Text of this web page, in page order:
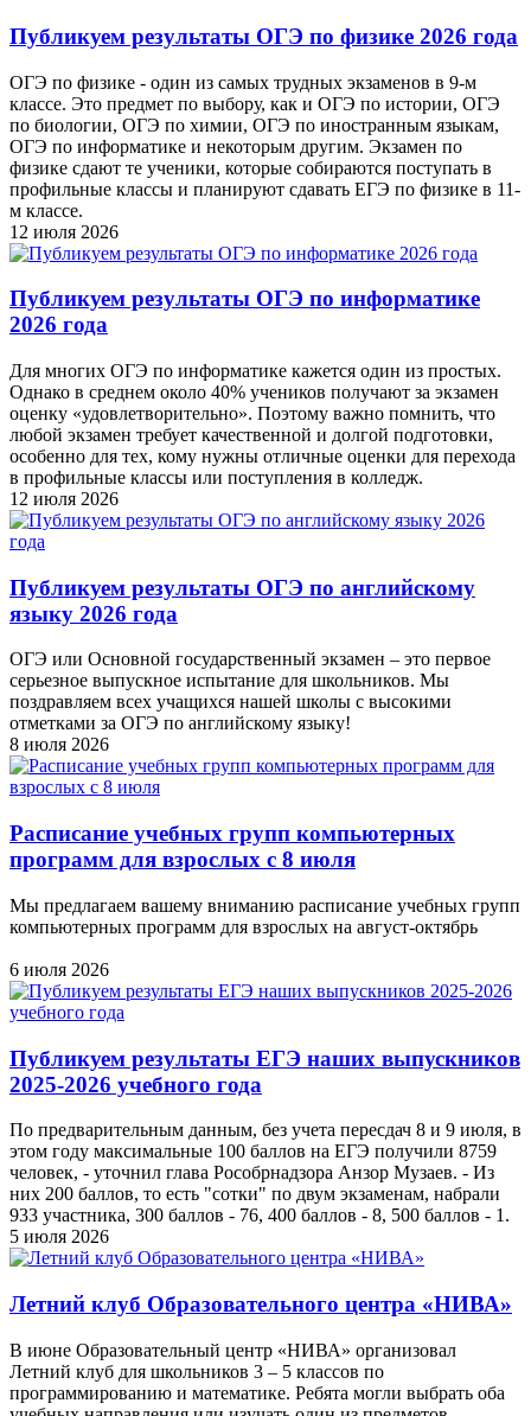
Публикуем результаты ОГЭ по физике 2026 года
ОГЭ по физике - один из самых трудных экзаменов в 9-м
классе. Это предмет по выбору, как и ОГЭ по истории, ОГЭ
по биологии, ОГЭ по химии, ОГЭ по иностранным языкам,
ОГЭ по информатике и некоторым другим. Экзамен по
физике сдают те ученики, которые собираются поступать в
профильные классы и планируют сдавать ЕГЭ по физике в 11-
м классе.
12 июля 2026
Публикуем результаты ОГЭ по информатике
2026 года
Для многих ОГЭ по информатике кажется один из простых.
Однако в среднем около 40% учеников получают за экзамен
оценку «удовлетворительно». Поэтому важно помнить, что
любой экзамен требует качественной и долгой подготовки,
особенно для тех, кому нужны отличные оценки для перехода
в профильные классы или поступления в колледж.
12 июля 2026
Публикуем результаты ОГЭ по английскому
языку 2026 года
ОГЭ или Основной государственный экзамен – это первое
серьезное выпускное испытание для школьников. Мы
поздравляем всех учащихся нашей школы с высокими
отметками за ОГЭ по английскому языку!
8 июля 2026
Расписание учебных групп компьютерных
программ для взрослых с 8 июля
Мы предлагаем вашему вниманию расписание учебных групп
компьютерных программ для взрослых на август-октябрь
6 июля 2026
Публикуем результаты ЕГЭ наших выпускников
2025-2026 учебного года
По предварительным данным, без учета пересдач 8 и 9 июля, в
этом году максимальные 100 баллов на ЕГЭ получили 8759
человек, - уточнил глава Рособрнадзора Анзор Музаев. - Из
них 200 баллов, то есть "сотки" по двум экзаменам, набрали
933 участника, 300 баллов - 76, 400 баллов - 8, 500 баллов - 1.
5 июля 2026
Летний клуб Образовательного центра «НИВА»
В июне Образовательный центр «НИВА» организовал
Летний клуб для школьников 3 – 5 классов по
программированию и математике. Ребята могли выбрать оба